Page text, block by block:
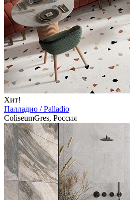
Хит!
Палладио / Palladio
ColiseumGres, Россия